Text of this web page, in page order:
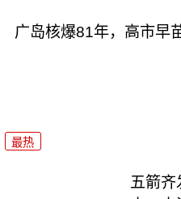
广岛核爆81年，高市早
最热
五箭齐